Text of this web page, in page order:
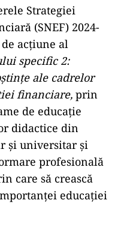
Strategiei
(SNEF) 2024-
acțiune al
specific 2:
ale cadrelor
financiare, prin
de educație
didactice din
și universitar și
profesională
care să crească
educației